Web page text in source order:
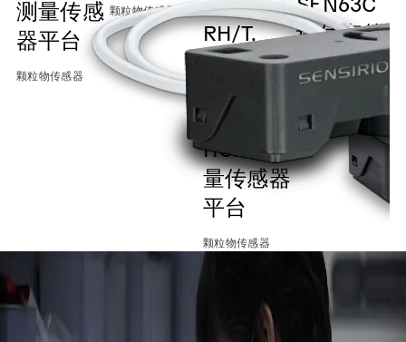
测量传感
器平台
颗粒物传感器
颗粒物传感器
RH/T,
VOC,
NOx,
CO2和
HCHO测
量传感器
平台
颗粒物传感器
评估套件
颗粒物传感器